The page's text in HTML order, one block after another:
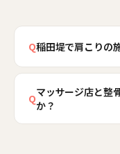
Q稲田堤で肩こりの
慢性的な肩こ
施術が基本で
確なきっかけ
Qマッサージ店と整
か？